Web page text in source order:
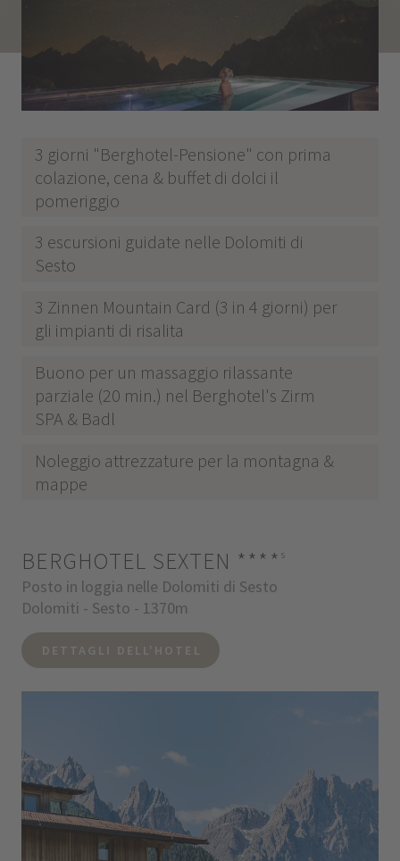
3 giorni "Berghotel-Pensione" con prima
colazione, cena & buffet di dolci il
pomeriggio
3 escursioni guidate nelle Dolomiti di
Sesto
3 Zinnen Mountain Card (3 in 4 giorni) per
gli impianti di risalita
Buono per un massaggio rilassante
parziale (20 min.) nel Berghotel's Zirm
SPA & Badl
Noleggio attrezzature per la montagna &
mappe
BERGHOTEL SEXTEN **** s
Posto in loggia nelle Dolomiti di Sesto
Dolomiti - Sesto - 1370m
DETTAGLI DELL'HOTEL